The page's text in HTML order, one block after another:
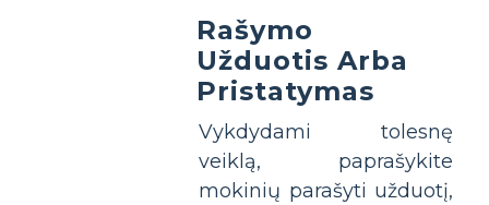
Rašymo
Užduotis Arba
Pristatymas
Vykdydami tolesnę
veiklą, paprašykite
mokinių parašyti užduotį,